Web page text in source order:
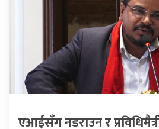
एआईसँग नडराउन र